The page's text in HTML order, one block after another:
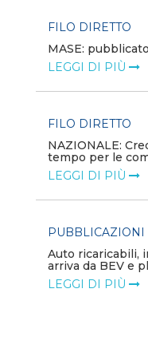
FILO DIRETTO
MASE:
LEGGI DI PIÙ
FILO DIRETTO
NAZIONALE:
tempo per le
LEGGI DI PIÙ
PUBBLICAZIONI
Auto ricaricabili,
arriva da BEV e
LEGGI DI PIÙ